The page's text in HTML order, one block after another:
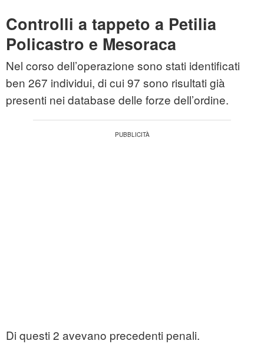
Controlli a tappeto a Petilia
Policastro e Mesoraca
Nel corso dell’operazione sono stati identificati
ben 267 individui, di cui 97 sono risultati già
presenti nei database delle forze dell’ordine.
Di questi 2 avevano precedenti penali.